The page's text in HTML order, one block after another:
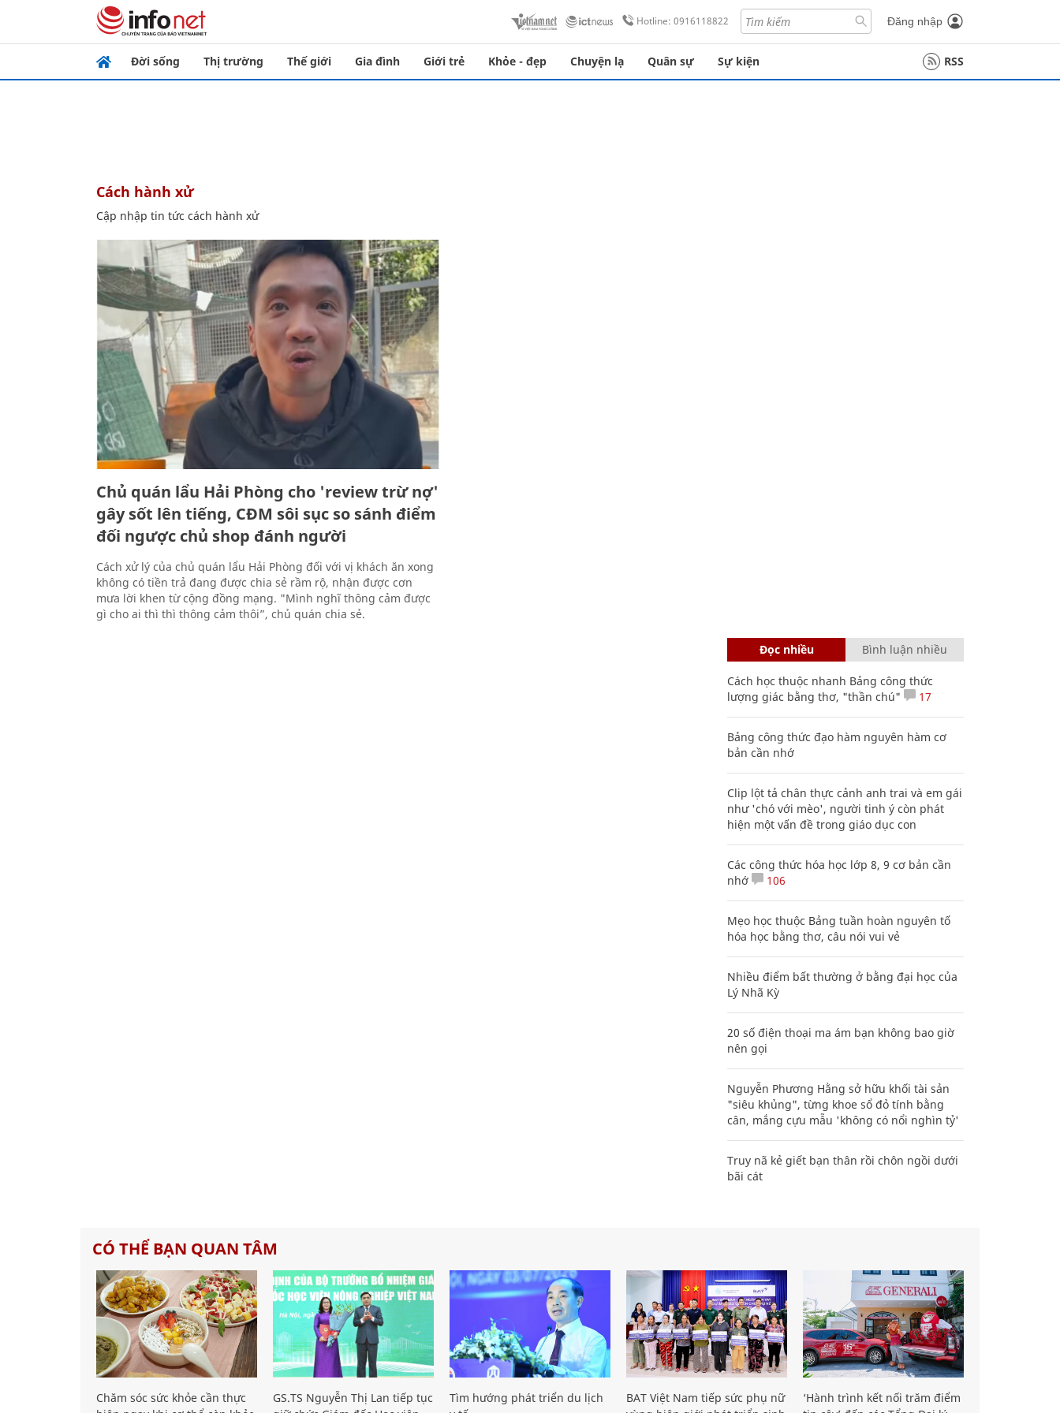
Hotline: 0916118822 Đăng nhập
Đời sống Thị trường Thế giới Gia đình Giới trẻ Khỏe - đẹp Chuyện lạ Quân sự Sự kiện RSS
cách hành xử
Cập nhập tin tức cách hành xử
Chủ quán lẩu Hải Phòng cho 'review trừ nợ'
gây sốt lên tiếng, CĐM sôi sục so sánh điểm
đối ngược chủ shop đánh người
Cách xử lý của chủ quán lẩu Hải Phòng đối với vị khách ăn xong
không có tiền trả đang được chia sẻ rầm rộ, nhận được cơn
mưa lời khen từ cộng đồng mạng. "Mình nghĩ thông cảm được
gì cho ai thì thì thông cảm thôi”, chủ quán chia sẻ.
Đọc nhiều Bình luận nhiều
Cách học thuộc nhanh Bảng công thức
lượng giác bằng thơ, "thần chú"
17
Bảng công thức đạo hàm nguyên hàm cơ
bản cần nhớ
Clip lột tả chân thực cảnh anh trai và em gái
như 'chó với mèo', người tinh ý còn phát
hiện một vấn đề trong giáo dục con
Các công thức hóa học lớp 8, 9 cơ bản cần
nhớ
106
Mẹo học thuộc Bảng tuần hoàn nguyên tố
hóa học bằng thơ, câu nói vui vẻ
Nhiều điểm bất thường ở bằng đại học của
Lý Nhã Kỳ
20 số điện thoại ma ám bạn không bao giờ
nên gọi
Nguyễn Phương Hằng sở hữu khối tài sản
"siêu khủng", từng khoe sổ đỏ tính bằng
cân, mắng cựu mẫu 'không có nổi nghìn tỷ'
Truy nã kẻ giết bạn thân rồi chôn ngồi dưới
bãi cát
CÓ THỂ BẠN QUAN TÂM
Chăm sóc sức khỏe cần thực
GS.TS Nguyễn Thị Lan tiếp tục
Tìm hướng phát triển du lịch
BAT Việt Nam tiếp sức phụ nữ
‘Hành trình kết nối trăm điểm